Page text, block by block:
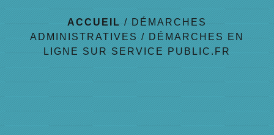
ACCUEIL / DÉMARCHES
ADMINISTRATIVES / DÉMARCHES EN
LIGNE SUR SERVICE PUBLIC.FR